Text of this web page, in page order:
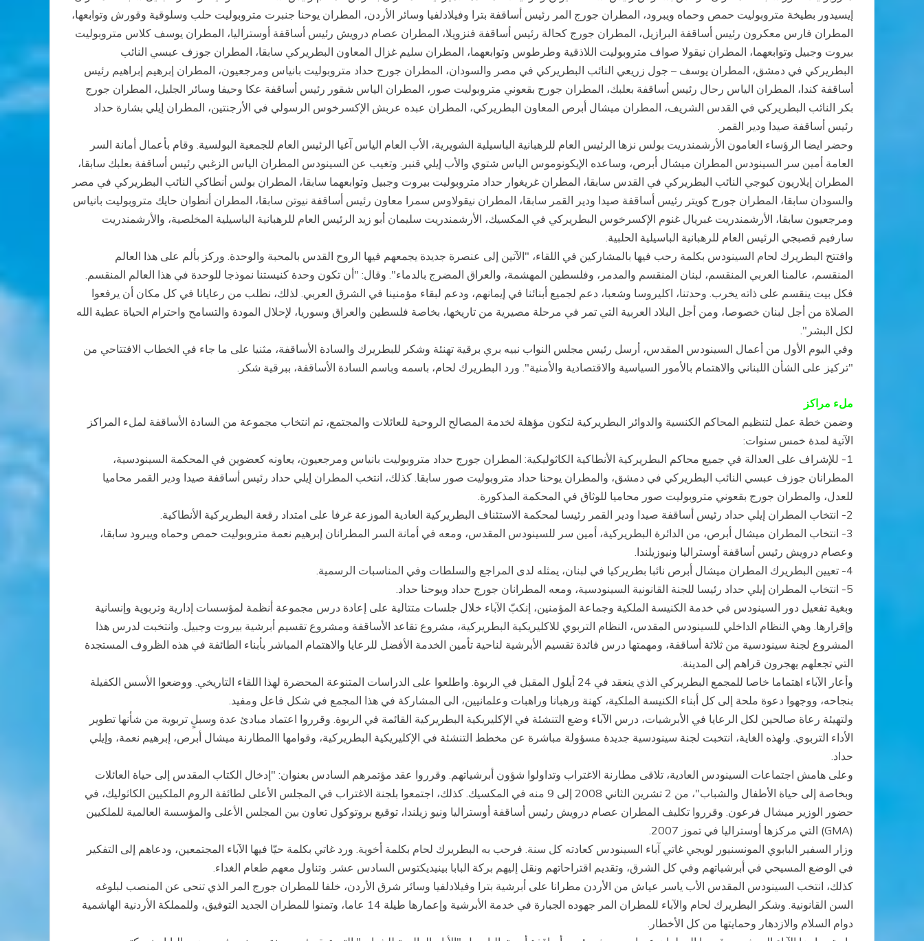
إيسيدور بطيخة متروبوليت حمص وحماه ويبرود، المطران جورج المر رئيس أساقفة بترا وفيلادلفيا وسائر الأردن، المطران يوحنا جنبرت متروبوليت حلب وسلوقية وقورش وتوابعها،
المطران فارس معكرون رئيس أساقفة البرازيل، المطران جورج كحالة رئيس أساقفة فنزويلا، المطران عصام درويش رئيس أساقفة أوستراليا، المطران يوسف كلاس متروبوليت
بيروت وجبيل وتوابعهما، المطران نيقولا صواف متروبوليت اللاذقية وطرطوس وتوابعهما، المطران سليم غزال المعاون البطريركي سابقا، المطران جوزف عبسي النائب
البطريركي في دمشق، المطران يوسف – جول زريعي النائب البطريركي في مصر والسودان، المطران جورج حداد متروبوليت بانياس ومرجعيون، المطران إبرهيم إبراهيم رئيس
أساقفة كندا، المطران الياس رحال رئيس أساقفة بعلبك، المطران جورج بقعوني متروبوليت صور، المطران الياس شقور رئيس أساقفة عكا وحيفا وسائر الجليل، المطران جورج
بكر النائب البطريركي في القدس الشريف، المطران ميشال أبرص المعاون البطريركي، المطران عبده عربش الإكسرخوس الرسولي في الأرجنتين، المطران إيلي بشارة حداد
رئيس أساقفة صيدا ودير القمر.
وحضر ايضا الرؤساء العامون الأرشمندريت بولس نزها الرئيس العام للرهبانية الباسيلية الشويرية، الأب العام الياس آغيا الرئيس العام للجمعية البولسية. وقام بأعمال أمانة السر
العامة أمين سر السينودس المطران ميشال أبرص، وساعده الإيكونوموس الياس شتوي والأب إيلي قنبر. وتغيب عن السينودس المطران الياس الزغبي رئيس أساقفة بعلبك سابقا،
المطران إيلاريون كبوجي النائب البطريركي في القدس سابقا، المطران غريغوار حداد متروبوليت بيروت وجبيل وتوابعهما سابقا، المطران بولس أنطاكي النائب البطريركي في مصر
والسودان سابقا، المطران جورج كويتر رئيس أساقفة صيدا ودير القمر سابقا، المطران نيقولاوس سمرا معاون رئيس أساقفة نيوتن سابقا، المطران أنطوان حايك متروبوليت بانياس
ومرجعيون سابقا، الأرشمندريت غبريال غنوم الإكسرخوس البطريركي في المكسيك، الأرشمندريت سليمان أبو زيد الرئيس العام للرهبانية الباسيلية المخلصية، والأرشمندريت
سارفيم قصبجي الرئيس العام للرهبانية الباسيلية الحلبية.
وافتتح البطريرك لحام السينودس بكلمة رحب فيها بالمشاركين في اللقاء، "الآتين إلى عنصرة جديدة يجمعهم فيها الروح القدس بالمحبة والوحدة. وركز بألم على هذا العالم
المنقسم، عالمنا العربي المنقسم، لبنان المنقسم والمدمر، وفلسطين المهشمة، والعراق المضرج بالدماء". وقال: "أن تكون وحدة كنيستنا نموذجا للوحدة في هذا العالم المنقسم.
فكل بيت ينقسم على ذاته يخرب. وحدتنا، اكليروسا وشعبا، دعم لجميع أبنائنا في إيمانهم، ودعم لبقاء مؤمنينا في الشرق العربي. لذلك، نطلب من رعايانا في كل مكان أن يرفعوا
الصلاة من أجل لبنان خصوصا، ومن أجل البلاد العربية التي تمر في مرحلة مصيرية من تاريخها، بخاصة فلسطين والعراق وسوريا، لإحلال المودة والتسامح واحترام الحياة عطية الله
لكل البشر".
وفي اليوم الأول من أعمال السينودس المقدس، أرسل رئيس مجلس النواب نبيه بري برقية تهنئة وشكر للبطريرك والسادة الأساقفة، مثنيا على ما جاء في الخطاب الافتتاحي من
"تركيز على الشأن اللبناني والاهتمام بالأمور السياسية والاقتصادية والأمنية". ورد البطريرك لحام، باسمه وباسم السادة الأساقفة، ببرقية شكر.
ملء مراكز
وضمن خطة عمل لتنظيم المحاكم الكنسية والدوائر البطريركية لتكون مؤهلة لخدمة المصالح الروحية للعائلات والمجتمع، تم انتخاب مجموعة من السادة الأساقفة لملء المراكز
الآتية لمدة خمس سنوات:
1- للإشراف على العدالة في جميع محاكم البطريركية الأنطاكية الكاثوليكية: المطران جورج حداد متروبوليت بانياس ومرجعيون، يعاونه كعضوين في المحكمة السينودسية،
المطرانان جوزف عبسي النائب البطريركي في دمشق، والمطران يوحنا حداد متروبوليت صور سابقا. كذلك، انتخب المطران إيلي حداد رئيس أساقفة صيدا ودير القمر محاميا
للعدل، والمطران جورج بقعوني متروبوليت صور محاميا للوثاق في المحكمة المذكورة.
2- انتخاب المطران إيلي حداد رئيس أساقفة صيدا ودير القمر رئيسا لمحكمة الاستئناف البطريركية العادية الموزعة غرفا على امتداد رقعة البطريركية الأنطاكية.
3- انتخاب المطران ميشال أبرص، من الدائرة البطريركية، أمين سر للسينودس المقدس، ومعه في أمانة السر المطرانان إبرهيم نعمة متروبوليت حمص وحماه ويبرود سابقا،
وعصام درويش رئيس أساقفة أوستراليا ونيوزيلندا.
4- تعيين البطريرك المطران ميشال أبرص نائبا بطريركيا في لبنان، يمثله لدى المراجع والسلطات وفي المناسبات الرسمية.
5- انتخاب المطران إيلي حداد رئيسا للجنة القانونية السينودسية، ومعه المطرانان جورج حداد ويوحنا حداد.
وبغية تفعيل دور السينودس في خدمة الكنيسة الملكية وجماعة المؤمنين، إنكبّ الآباء خلال جلسات متتالية على إعادة درس مجموعة أنظمة لمؤسسات إدارية وتربوية وإنسانية
وإقرارها. وهي النظام الداخلي للسينودس المقدس، النظام التربوي للاكليريكية البطريركية، مشروع تقاعد الأساقفة ومشروع تقسيم أبرشية بيروت وجبيل. وانتخبت لدرس هذا
المشروع لجنة سينودسية من ثلاثة أساقفة، ومهمتها درس فائدة تقسيم الأبرشية لناحية تأمين الخدمة الأفضل للرعايا والاهتمام المباشر بأبناء الطائفة في هذه الظروف المستجدة
التي تجعلهم يهجرون قراهم إلى المدينة.
وأعار الآباء اهتماما خاصا للمجمع البطريركي الذي ينعقد في 24 أيلول المقبل في الربوة. واطلعوا على الدراسات المتنوعة المحضرة لهذا اللقاء التاريخي. ووضعوا الأسس الكفيلة
بنجاحه، ووجهوا دعوة ملحة إلى كل أبناء الكنيسة الملكية، كهنة ورهبانا وراهبات وعلمانيين، الى المشاركة في هذا المجمع في شكل فاعل ومفيد.
ولتهيئة رعاة صالحين لكل الرعايا في الأبرشيات، درس الآباء وضع التنشئة في الإكليريكية البطريركية القائمة في الربوة. وقرروا اعتماد مبادئ عدة وسبلٍ تربوية من شأنها تطوير
الأداء التربوي. ولهذه الغاية، انتخبت لجنة سينودسية جديدة مسؤولة مباشرة عن مخطط التنشئة في الإكليريكية البطريركية، وقوامها االمطارنة ميشال أبرص، إبرهيم نعمة، وإيلي
حداد.
وعلى هامش اجتماعات السينودس العادية، تلاقى مطارنة الاغتراب وتداولوا شؤون أبرشياتهم. وقرروا عقد مؤتمرهم السادس بعنوان: "إدخال الكتاب المقدس إلى حياة العائلات
وبخاصة إلى حياة الأطفال والشباب"، من 2 تشرين الثاني 2008 إلى 9 منه في المكسيك. كذلك، اجتمعوا بلجنة الاغتراب في المجلس الأعلى لطائفة الروم الملكيين الكاثوليك، في
حضور الوزير ميشال فرعون. وقرروا تكليف المطران عصام درويش رئيس أساقفة أوستراليا ونيو زيلندا، توقيع بروتوكول تعاون بين المجلس الأعلى والمؤسسة العالمية للملكيين
(GMA) التي مركزها أوستراليا في تموز 2007.
وزار السفير البابوي المونسنيور لويجي غاتي آباء السينودس كعادته كل سنة. فرحب به البطريرك لحام بكلمة أخوية. ورد غاتي بكلمة حيّا فيها الآباء المجتمعين، ودعاهم إلى التفكير
في الوضع المسيحي في أبرشياتهم وفي كل الشرق، وتقديم اقتراحاتهم ونقل إليهم بركة البابا بينيديكتوس السادس عشر. وتناول معهم طعام الغداء.
كذلك، انتخب السينودس المقدس الأب ياسر عياش من الأردن مطرانا على أبرشية بترا وفيلادلفيا وسائر شرق الأردن، خلفا للمطران جورج المر الذي تنحى عن المنصب لبلوغه
السن القانونية. وشكر البطريرك لحام والآباء للمطران المر جهوده الجبارة في خدمة الأبرشية وإعمارها طيلة 14 عاما، وتمنوا للمطران الجديد التوفيق، وللمملكة الأردنية الهاشمية
دوام السلام والازدهار وحمايتها من كل الأخطار.